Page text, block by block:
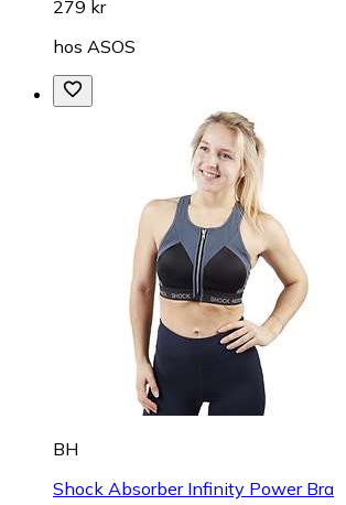
279 kr
hos ASOS
BH
Shock Absorber Infinity Power Bra